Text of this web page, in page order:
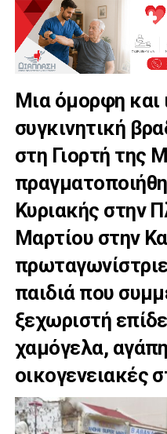
Μια όμορφη και
συγκινητική
στη Γιορτή της
Κυριακής στην
Μαρτίου στην
παιδιά που
ξεχωριστή
χαμόγελα,
οικογενειακές